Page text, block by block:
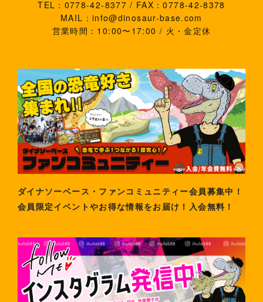
TEL：0778-42-8377 / FAX：0778-42-8378
MAIL：info@dinosaur-base.com
営業時間：10:00〜17:00 / 火・金定休
ダイナソーベース・ファンコミュニティー会員募集中！
会員限定イベントやお得な情報をお届け！入会無料！